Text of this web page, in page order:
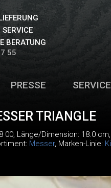
BERATUNG
55
PRESSE SERVICE
TRIANGLE
00, Länge/Dimension: 18.0 cm,
Messer, Marken-Linie: